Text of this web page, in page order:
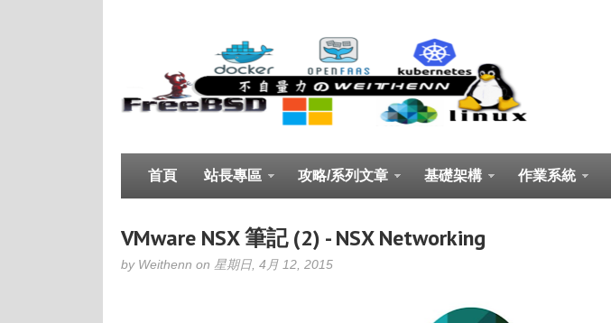
首頁 站長專區 攻略/系列文章 基礎架構 作業系統
VMware NSX 筆記 (2) - NSX Networking
by Weithenn on 星期日, 4月 12, 2015